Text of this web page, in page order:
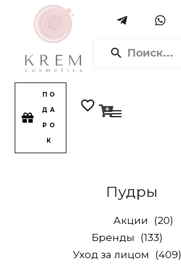
ПО
ДА
РО
К
Пудры
Акции
(20)
Бренды
(133)
Alpika
(0)
Уход за лицом (409)